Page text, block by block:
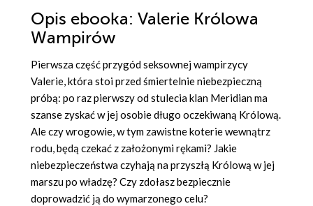
Opis ebooka: Valerie Królowa
Wampirów
Pierwsza część przygód seksownej wampirzycy
Valerie, która stoi przed śmiertelnie niebezpieczną
próbą: po raz pierwszy od stulecia klan Meridian ma
szanse zyskać w jej osobie długo oczekiwaną Królową.
Ale czy wrogowie, w tym zawistne koterie wewnątrz
rodu, będą czekać z założonymi rękami? Jakie
niebezpieczeństwa czyhają na przyszłą Królową w jej
marszu po władzę? Czy zdołasz bezpiecznie
doprowadzić ją do wymarzonego celu?